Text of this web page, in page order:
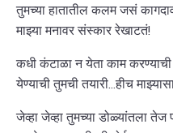
तुमच्या हातातील कलम जसं
माझ्या मनावर संस्कार रेखाटतं!
कधी कंटाळा न येता काम
येण्याची तुमची तयारी...हीच
जेव्हा जेव्हा तुमच्या डोळ्यांतला तेज